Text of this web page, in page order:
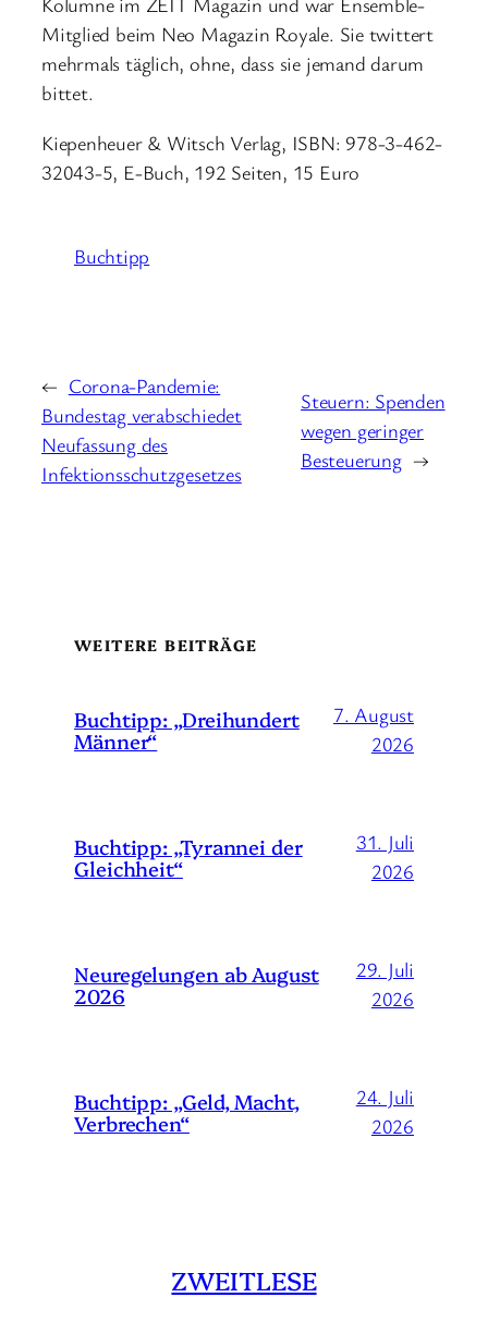
Mitglied beim Neo Magazin Royale. Sie twittert
mehrmals täglich, ohne, dass sie jemand darum
bittet.
Kiepenheuer & Witsch Verlag, ISBN: 978-3-462-
32043-5, E-Buch, 192 Seiten, 15 Euro
Buchtipp
← Corona-Pandemie:
Bundestag verabschiedet
Neufassung des
Infektionsschutzgesetzes
Steuern: Spenden
wegen geringer
Besteuerung →
WEITERE BEITRÄGE
Buchtipp: „Dreihundert
Männer“
7. August
2026
Buchtipp: „Tyrannei der
Gleichheit“
31. Juli
2026
Neuregelungen ab August
2026
29. Juli
2026
Buchtipp: „Geld, Macht,
Verbrechen“
24. Juli
2026
ZWEITLESE